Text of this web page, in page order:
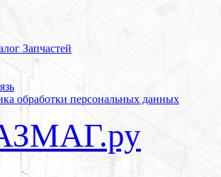
Запчастей
обработки персональных данных
в Кунцево